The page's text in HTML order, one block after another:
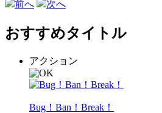
前へ 次へ
おすすめタイトル
アクション
Bug！Ban！Break！